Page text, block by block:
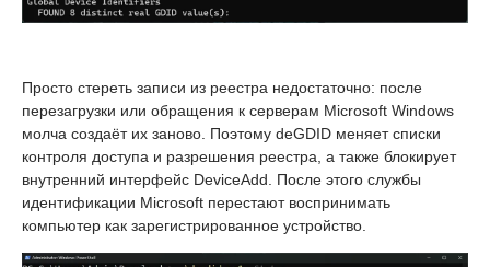
Просто стереть записи из реестра недостаточно: после
перезагрузки или обращения к серверам Microsoft Windows
молча создаёт их заново. Поэтому deGDID меняет списки
контроля доступа и разрешения реестра, а также блокирует
внутренний интерфейс DeviceAdd. После этого службы
идентификации Microsoft перестают воспринимать
компьютер как зарегистрированное устройство.